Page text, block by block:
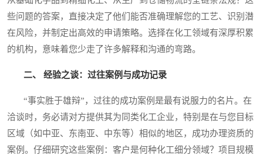
些问题的答案，直接决定了他们能否准确理解您的工艺、识别潜
在风险，并制定出高效的申请策略。选择在化工领域有深厚积累
的机构，意味着您少走了许多解释和沟通的弯路。
二、 经验之谈：过往案例与成功记录
“事实胜于雄辩”，过往的成功案例是最有说服力的名片。在
洽谈时，务必请对方提供其为同类化工企业，特别是在与您目标
区域（如中亚、东南亚、中东等）相似的地区，成功办理资质的
案例。仔细研究这些案例：客户是何种化工细分领域？项目规模